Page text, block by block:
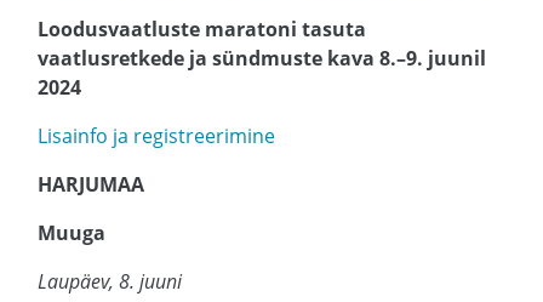
Loodusvaatluste maratoni tasuta
vaatlusretkede ja sündmuste kava 8.–9. juunil
2024
Lisainfo ja registreerimine
HARJUMAA
Muuga
Laupäev, 8. juuni